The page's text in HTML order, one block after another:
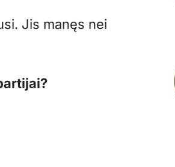
Jis manęs nei